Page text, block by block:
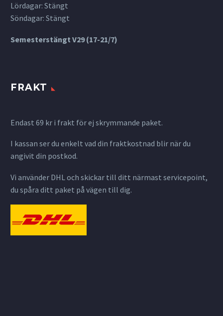
Lördagar: Stängt
Söndagar: Stängt
Semesterstängt V29 (17-21/7)
FRAKT
Endast 69 kr i frakt för ej skrymmande paket.
I kassan ser du enkelt vad din fraktkostnad blir när du
angivit din postkod.
Vi använder DHL och skickar till ditt närmast servicepoint,
du spåra ditt paket på vägen till dig.